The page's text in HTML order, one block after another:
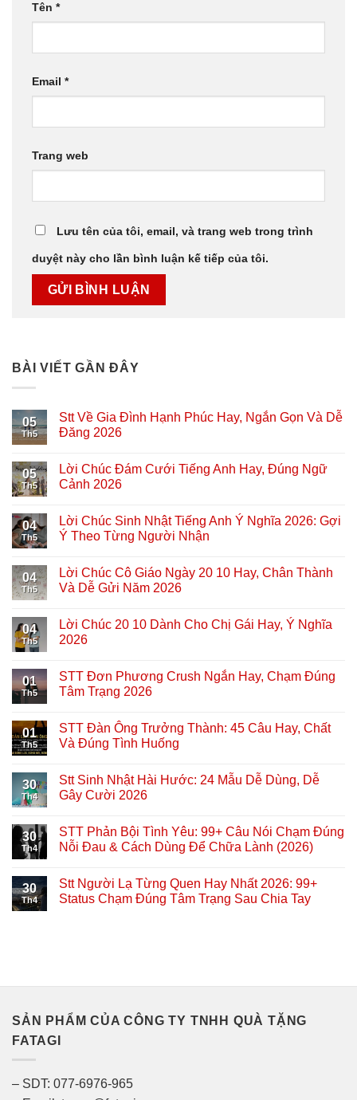
Tên *
Email *
Trang web
Lưu tên của tôi, email, và trang web trong trình
duyệt này cho lần bình luận kế tiếp của tôi.
BÀI VIẾT GẦN ĐÂY
05
Th5
Stt Về Gia Đình Hạnh Phúc Hay, Ngắn Gọn Và Dễ
Đăng 2026
05
Th5
Lời Chúc Đám Cưới Tiếng Anh Hay, Đúng Ngữ
Cảnh 2026
04
Th5
Lời Chúc Sinh Nhật Tiếng Anh Ý Nghĩa 2026: Gợi
Ý Theo Từng Người Nhận
04
Th5
Lời Chúc Cô Giáo Ngày 20 10 Hay, Chân Thành
Và Dễ Gửi Năm 2026
04
Th5
Lời Chúc 20 10 Dành Cho Chị Gái Hay, Ý Nghĩa
2026
01
Th5
STT Đơn Phương Crush Ngắn Hay, Chạm Đúng
Tâm Trạng 2026
01
Th5
STT Đàn Ông Trưởng Thành: 45 Câu Hay, Chất
Và Đúng Tình Huống
30
Th4
Stt Sinh Nhật Hài Hước: 24 Mẫu Dễ Dùng, Dễ
Gây Cười 2026
30
Th4
STT Phản Bội Tình Yêu: 99+ Câu Nói Chạm Đúng
Nỗi Đau & Cách Dùng Để Chữa Lành (2026)
30
Th4
Stt Người Lạ Từng Quen Hay Nhất 2026: 99+
Status Chạm Đúng Tâm Trạng Sau Chia Tay
SẢN PHẨM CỦA CÔNG TY TNHH QUÀ TẶNG
FATAGI
– SDT: 077-6976-965